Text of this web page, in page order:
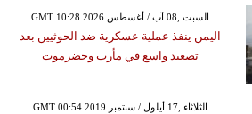
GMT 10:28 2026 السبت ,08 آب / أغسطس
اليمن ينفذ عملية عسكرية ضد الحوثيين بعد
تصعيد واسع في مأرب وحضرموت
GMT 00:54 2019 الثلاثاء ,17 أيلول / سبتمبر